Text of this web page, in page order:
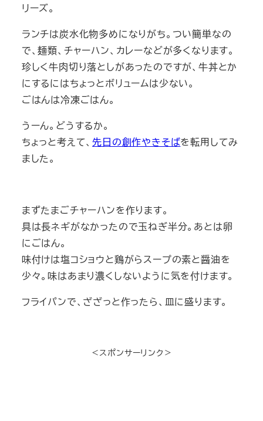
リーズ。
ランチは炭水化物多めになりがち。つい簡単なの
で、麺類、チャーハン、カレーなどが多くなります。
珍しく牛肉切り落としがあったのですが、牛丼とか
にするにはちょっとボリュームは少ない。
ごはんは冷凍ごはん。
うーん。どうするか。
ちょっと考えて、先日の創作やきそばを転用してみ
ました。
まずたまごチャーハンを作ります。
具は長ネギがなかったので玉ねぎ半分。あとは卵
にごはん。
味付けは塩コショウと鶏がらスープの素と醤油を
少々。味はあまり濃くしないように気を付けます。
フライパンで、ざざっと作ったら、皿に盛ります。
＜スポンサーリンク＞